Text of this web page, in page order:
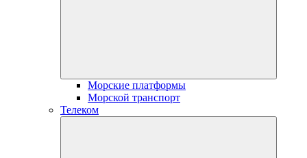
Морские платформы
Морской транспорт
Телеком